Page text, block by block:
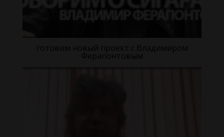
готовим новый проект с Владимиром
Ферапонтовым